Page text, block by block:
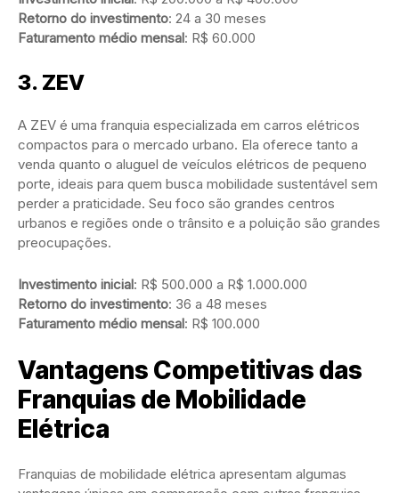
Retorno do investimento: 24 a 30 meses
Faturamento médio mensal: R$ 60.000
3. ZEV
A ZEV é uma franquia especializada em carros elétricos
compactos para o mercado urbano. Ela oferece tanto a
venda quanto o aluguel de veículos elétricos de pequeno
porte, ideais para quem busca mobilidade sustentável sem
perder a praticidade. Seu foco são grandes centros
urbanos e regiões onde o trânsito e a poluição são grandes
preocupações.
Investimento inicial: R$ 500.000 a R$ 1.000.000
Retorno do investimento: 36 a 48 meses
Faturamento médio mensal: R$ 100.000
Vantagens Competitivas das
Franquias de Mobilidade
Elétrica
Franquias de mobilidade elétrica apresentam algumas